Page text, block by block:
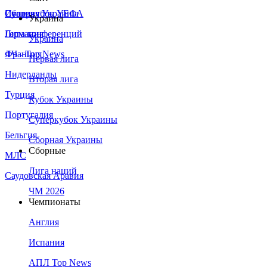
Сборная Украины
Италия
Германия
Франция
Нидерланды
Турция
Португалия
Бельгия
МЛС
Саудовская Аравия
Суперкубок УЕФА
Лига конференций
ЛЧ - Top News
Украина
Украина
Первая лига
Вторая лига
Кубок Украины
Суперкубок Украины
Сборная Украины
Сборные
Лига наций
ЧМ 2026
Чемпионаты
Англия
Испания
АПЛ Top News